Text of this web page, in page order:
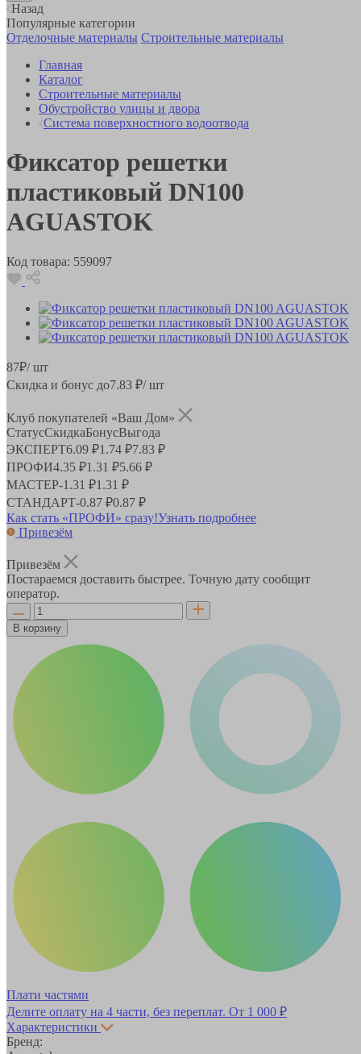
Назад
Популярные категории
Отделочные материалы Строительные материалы
Главная
Каталог
Строительные материалы
Обустройство улицы и двора
Система поверхностного водоотвода
Фиксатор решетки
пластиковый DN100
AGUASTOK
Код товара: 559097
87₽/ шт
Скидка и бонус до7.83 ₽/ шт
Клуб покупателей «Ваш Дом»
СтатусСкидкаБонусВыгода
ЭКСПЕРТ6.09 ₽1.74 ₽7.83 ₽
ПРОФИ4.35 ₽1.31 ₽5.66 ₽
МАСТЕР-1.31 ₽1.31 ₽
СТАНДАРТ-0.87 ₽0.87 ₽
Как стать «ПРОФИ» сразу!Узнать подробнее
Привезём
Привезём
Постараемся доставить быстрее. Точную дату сообщит
оператор.
В корзину
Плати частями
Делите оплату на 4 части, без переплат. От 1 000 ₽
Характеристики
Бренд: